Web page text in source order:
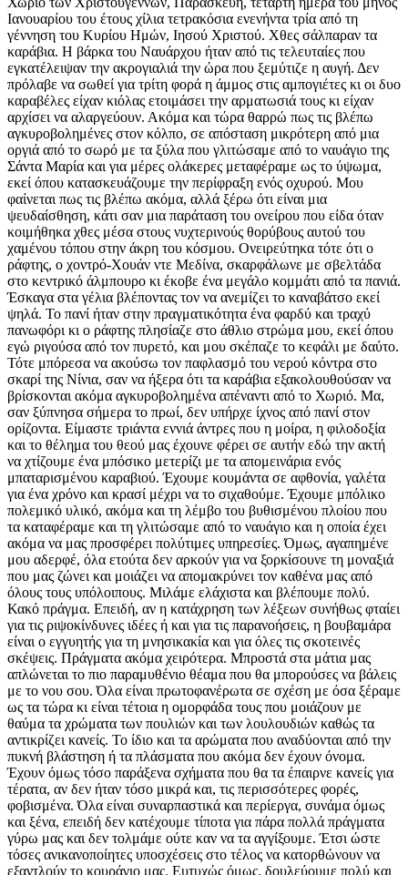
Ιανουαρίου του έτους χίλια τετρακόσια ενενήντα τρία από τη
γέννηση του Κυρίου Ημών, Ιησού Χριστού. Χθες σάλπαραν τα
καράβια. Η βάρκα του Ναυάρχου ήταν από τις τελευταίες που
εγκατέλειψαν την ακρογιαλιά την ώρα που ξεμύτιζε η αυγή. Δεν
πρόλαβε να σωθεί για τρίτη φορά η άμμος στις αμπογιέτες κι οι δυο
καραβέλες είχαν κιόλας ετοιμάσει την αρματωσιά τους κι είχαν
αρχίσει να αλαργεύουν. Ακόμα και τώρα θαρρώ πως τις βλέπω
αγκυροβολημένες στον κόλπο, σε απόσταση μικρότερη από μια
οργιά από το σωρό με τα ξύλα που γλιτώσαμε από το ναυάγιο της
Σάντα Μαρία και για μέρες ολάκερες μεταφέραμε ως το ύψωμα,
εκεί όπου κατασκευάζουμε την περίφραξη ενός οχυρού. Μου
φαίνεται πως τις βλέπω ακόμα, αλλά ξέρω ότι είναι μια
ψευδαίσθηση, κάτι σαν μια παράταση του ονείρου που είδα όταν
κοιμήθηκα χθες μέσα στους νυχτερινούς θορύβους αυτού του
χαμένου τόπου στην άκρη του κόσμου. Ονειρεύτηκα τότε ότι ο
ράφτης, ο χοντρό-Χουάν ντε Μεδίνα, σκαρφάλωνε με σβελτάδα
στο κεντρικό άλμπουρο κι έκοβε ένα μεγάλο κομμάτι από τα πανιά.
Έσκαγα στα γέλια βλέποντας τον να ανεμίζει το καναβάτσο εκεί
ψηλά. Το πανί ήταν στην πραγματικότητα ένα φαρδύ και τραχύ
πανωφόρι κι ο ράφτης πλησίαζε στο άθλιο στρώμα μου, εκεί όπου
εγώ ριγούσα από τον πυρετό, και μου σκέπαζε το κεφάλι με δαύτο.
Τότε μπόρεσα να ακούσω τον παφλασμό του νερού κόντρα στο
σκαρί της Νίνια, σαν να ήξερα ότι τα καράβια εξακολουθούσαν να
βρίσκονται ακόμα αγκυροβολημένα απέναντι από το Χωριό. Μα,
σαν ξύπνησα σήμερα το πρωί, δεν υπήρχε ίχνος από πανί στον
ορίζοντα. Είμαστε τριάντα εννιά άντρες που η μοίρα, η φιλοδοξία
και το θέλημα του θεού μας έχουνε φέρει σε αυτήν εδώ την ακτή
να χτίζουμε ένα μπόσικο μετερίζι με τα απομεινάρια ενός
μπαταρισμένου καραβιού. Έχουμε κουμάντα σε αφθονία, γαλέτα
για ένα χρόνο και κρασί μέχρι να το σιχαθούμε. Έχουμε μπόλικο
πολεμικό υλικό, ακόμα και τη λέμβο του βυθισμένου πλοίου που
τα καταφέραμε και τη γλιτώσαμε από το ναυάγιο και η οποία έχει
ακόμα να μας προσφέρει πολύτιμες υπηρεσίες. Όμως, αγαπημένε
μου αδερφέ, όλα ετούτα δεν αρκούν για να ξορκίσουνε τη μοναξιά
που μας ζώνει και μοιάζει να απομακρύνει τον καθένα μας από
όλους τους υπόλοιπους. Μιλάμε ελάχιστα και βλέπουμε πολύ.
Κακό πράγμα. Επειδή, αν η κατάχρηση των λέξεων συνήθως φταίει
για τις ριψοκίνδυνες ιδέες ή και για τις παρανοήσεις, η βουβαμάρα
είναι ο εγγυητής για τη μνησικακία και για όλες τις σκοτεινές
σκέψεις. Πράγματα ακόμα χειρότερα. Μπροστά στα μάτια μας
απλώνεται το πιο παραμυθένιο θέαμα που θα μπορούσες να βάλεις
με το νου σου. Όλα είναι πρωτοφανέρωτα σε σχέση με όσα ξέραμε
ως τα τώρα κι είναι τέτοια η ομορφάδα τους που μοιάζουν με
θαύμα τα χρώματα των πουλιών και των λουλουδιών καθώς τα
αντικρίζει κανείς. Το ίδιο και τα αρώματα που αναδύονται από την
πυκνή βλάστηση ή τα πλάσματα που ακόμα δεν έχουν όνομα.
Έχουν όμως τόσο παράξενα σχήματα που θα τα έπαιρνε κανείς για
τέρατα, αν δεν ήταν τόσο μικρά και, τις περισσότερες φορές,
φοβισμένα. Όλα είναι συναρπαστικά και περίεργα, συνάμα όμως
και ξένα, επειδή δεν κατέχουμε τίποτα για πάρα πολλά πράγματα
γύρω μας και δεν τολμάμε ούτε καν να τα αγγίξουμε. Έτσι ώστε
τόσες ανικανοποίητες υποσχέσεις στο τέλος να κατορθώνουν να
εξαντλούν το κουράγιο μας. Ευτυχώς όμως, δουλεύουμε πολύ και